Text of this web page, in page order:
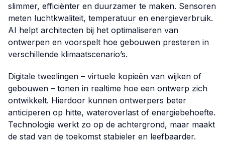
slimmer, efficiënter en duurzamer te maken. Sensoren
meten luchtkwaliteit, temperatuur en energieverbruik.
AI helpt architecten bij het optimaliseren van
ontwerpen en voorspelt hoe gebouwen presteren in
verschillende klimaatscenario’s.
Digitale tweelingen – virtuele kopieën van wijken of
gebouwen – tonen in realtime hoe een ontwerp zich
ontwikkelt. Hierdoor kunnen ontwerpers beter
anticiperen op hitte, wateroverlast of energiebehoefte.
Technologie werkt zo op de achtergrond, maar maakt
de stad van de toekomst stabieler en leefbaarder.